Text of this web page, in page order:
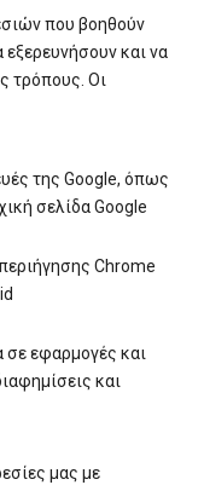
που βοηθούν
και να
τρόπους. Οι
της Google, όπως
σελίδα Google
Chrome
σε εφαρμογές και
και
μας με